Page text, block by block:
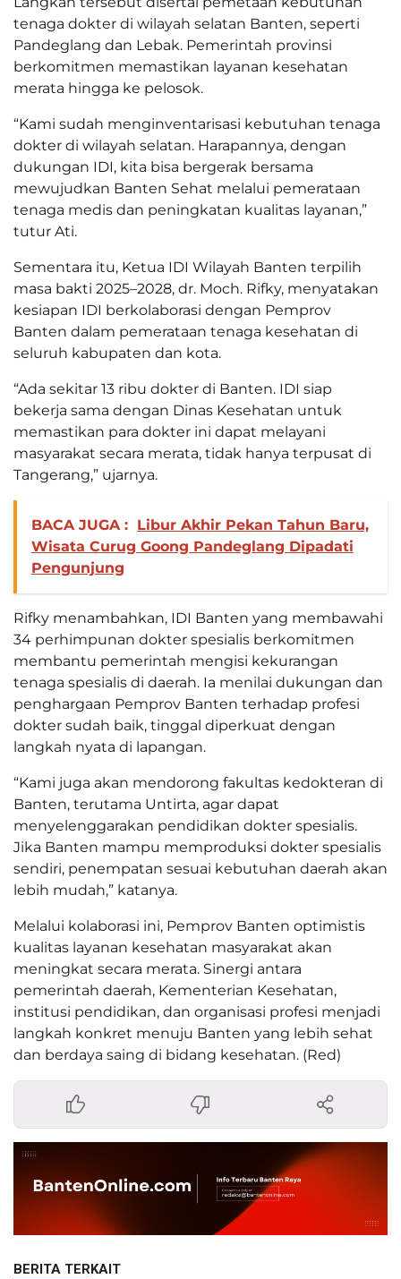
tenaga dokter di wilayah selatan Banten, seperti
Pandeglang dan Lebak. Pemerintah provinsi
berkomitmen memastikan layanan kesehatan
merata hingga ke pelosok.
“Kami sudah menginventarisasi kebutuhan tenaga
dokter di wilayah selatan. Harapannya, dengan
dukungan IDI, kita bisa bergerak bersama
mewujudkan Banten Sehat melalui pemerataan
tenaga medis dan peningkatan kualitas layanan,”
tutur Ati.
Sementara itu, Ketua IDI Wilayah Banten terpilih
masa bakti 2025–2028, dr. Moch. Rifky, menyatakan
kesiapan IDI berkolaborasi dengan Pemprov
Banten dalam pemerataan tenaga kesehatan di
seluruh kabupaten dan kota.
“Ada sekitar 13 ribu dokter di Banten. IDI siap
bekerja sama dengan Dinas Kesehatan untuk
memastikan para dokter ini dapat melayani
masyarakat secara merata, tidak hanya terpusat di
Tangerang,” ujarnya.
BACA JUGA : Libur Akhir Pekan Tahun Baru,
Wisata Curug Goong Pandeglang Dipadati
Pengunjung
Rifky menambahkan, IDI Banten yang membawahi
34 perhimpunan dokter spesialis berkomitmen
membantu pemerintah mengisi kekurangan
tenaga spesialis di daerah. Ia menilai dukungan dan
penghargaan Pemprov Banten terhadap profesi
dokter sudah baik, tinggal diperkuat dengan
langkah nyata di lapangan.
“Kami juga akan mendorong fakultas kedokteran di
Banten, terutama Untirta, agar dapat
menyelenggarakan pendidikan dokter spesialis.
Jika Banten mampu memproduksi dokter spesialis
sendiri, penempatan sesuai kebutuhan daerah akan
lebih mudah,” katanya.
Melalui kolaborasi ini, Pemprov Banten optimistis
kualitas layanan kesehatan masyarakat akan
meningkat secara merata. Sinergi antara
pemerintah daerah, Kementerian Kesehatan,
institusi pendidikan, dan organisasi profesi menjadi
langkah konkret menuju Banten yang lebih sehat
dan berdaya saing di bidang kesehatan. (Red)
BERITA TERKAIT